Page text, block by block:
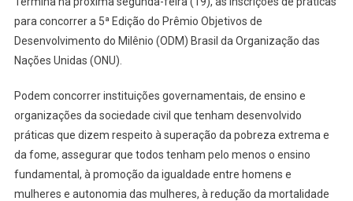
Das
Inscrições
Para
O
Prêmio
ODM
Brasil
Termina
Próxima
para concorrer a 5ª Edição do Prêmio Objetivos de
Desenvolvimento do Milênio (ODM) Brasil da Organização das
Nações Unidas (ONU).
Podem concorrer instituições governamentais, de ensino e
organizações da sociedade civil que tenham desenvolvido
práticas que dizem respeito à superação da pobreza extrema e
da fome, assegurar que todos tenham pelo menos o ensino
fundamental, à promoção da igualdade entre homens e
mulheres e autonomia das mulheres, à redução da mortalidade